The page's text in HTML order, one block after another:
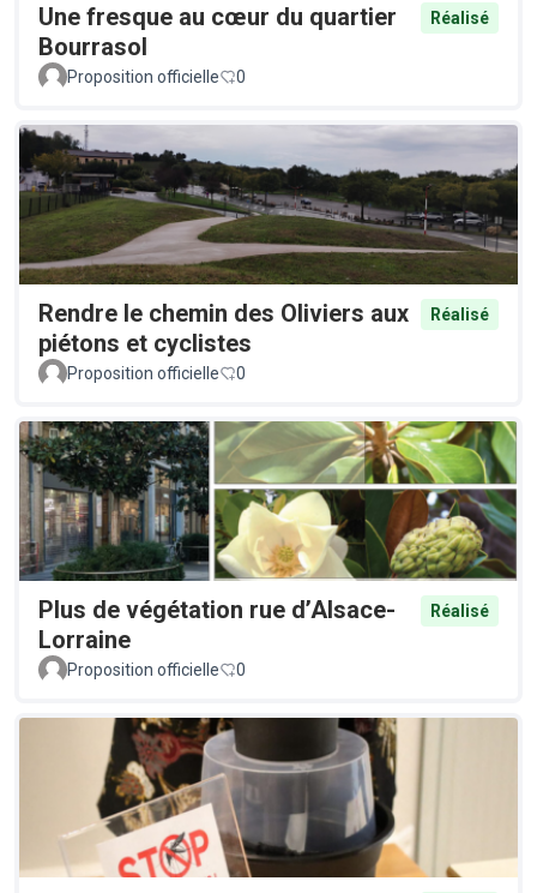
Une fresque au cœur du quartier
Bourrasol
Réalisé
Proposition officielle 0
Rendre le chemin des Oliviers aux
piétons et cyclistes
Réalisé
Proposition officielle 0
Plus de végétation rue d’Alsace-
Lorraine
Réalisé
Proposition officielle 0